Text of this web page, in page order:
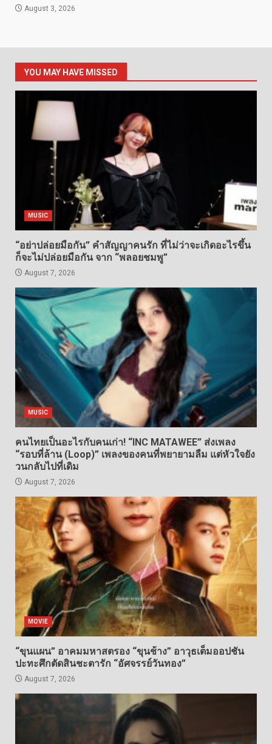
August 3, 2026
YOU MAY HAVE MISSED
MUSIC
“อย่าปล่อยมือกัน” คำสัญญาคนรัก ที่ไม่ว่าจะเกิดอะไรขึ้น
ก็จะไม่ปล่อยมือกัน จาก “พลอยชมพู”
August 7, 2026
MUSIC
คนไทยเป็นอะไรกับคนเก่า! “INC MATAWEE” ส่งเพลง
“รอบที่ล้าน (Loop)” เพลงของคนที่พยายามลืม แต่หัวใจยัง
วนกลับไปที่เดิม
August 7, 2026
MOVIE
“ขุนแผน” อาคมมหาสตรอง “ขุนช้าง” อาวุธเต็มออปชัน
ปะทะศึกตัดสินชะตารัก “อัศจรรย์วันทอง”
August 7, 2026